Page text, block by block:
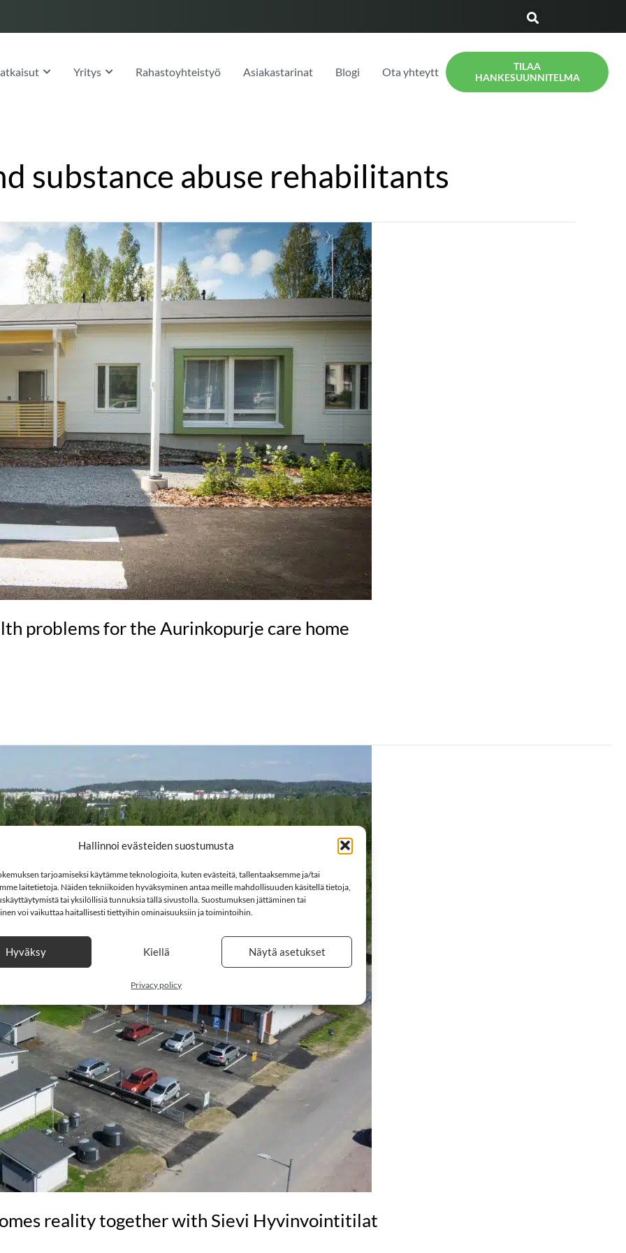
Hallinnoi evästeiden suostumusta
tarjoamiseksi käytämme teknologioita, kuten evästeitä, tallentaaksemme ja/tai
laitetietoja. Näiden tekniikoiden hyväksyminen antaa meille mahdollisuuden käsitellä tietoja,
tai yksilöllisiä tunnuksia tällä sivustolla. Suostumuksen jättäminen tai
voi vaikuttaa haitallisesti tiettyihin ominaisuuksiin ja toimintoihin.
Hyväksy Kiellä Näytä asetukset
Privacy policy
OPEN RATKAISUT
Yritys OPEN YRITYS
Rahastoyhteistyö Asiakastarinat Blogi Ota yhteyttä
TILAA
HANKESUUNNITELMA
substance abuse rehabilitants
problems for the Aurinkopurje care home
reality together with Sievi Hyvinvointitilat